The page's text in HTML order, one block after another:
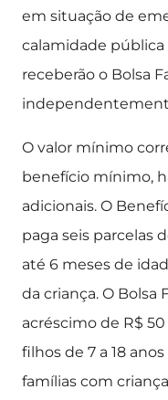
em situação de
calamidade
receberão o Bolsa
O valor mínimo
benefício mínimo,
adicionais. O
paga seis parcelas
até 6 meses de
da criança. O
acréscimo de R$
filhos de 7 a 18
famílias com